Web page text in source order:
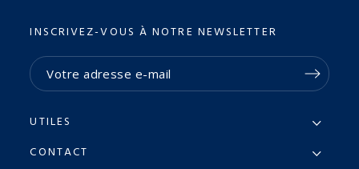
INSCRIVEZ-VOUS À NOTRE NEWSLETTER
UTILES
CONTACT